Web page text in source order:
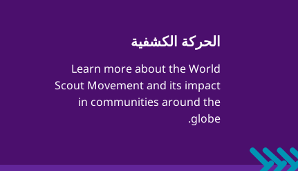
الحركة الكشفية
​​Learn more about the World
Scout Movement and its impact
in communities around the
globe.